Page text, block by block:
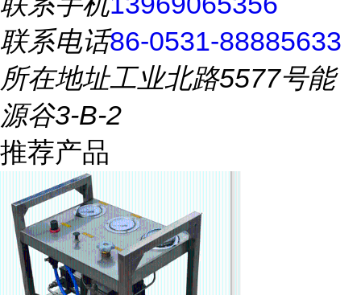
联系电话86-0531-88885633
所在地址工业北路5577号能
源谷3-B-2
推荐产品